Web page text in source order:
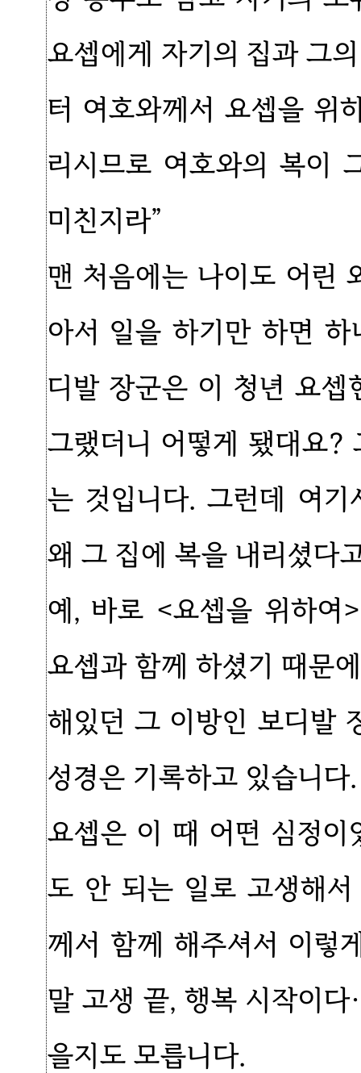
요셉에게 자기의 집과 그
터 여호와께서 요셉을 위
리시므로 여호와의 복이
미친지라”
맨 처음에는 나이도 어린
아서 일을 하기만 하면
디발 장군은 이 청년 요
그랬더니 어떻게 됐대요?
는 것입니다. 그런데 여
왜 그 집에 복을 내리셨다
예, 바로 <요셉을 위하여
요셉과 함께 하셨기 때문
해있던 그 이방인 보디발
성경은 기록하고 있습니다.
요셉은 이 때 어떤 심정이
도 안 되는 일로 고생해
께서 함께 해주셔서 이렇
말 고생 끝, 행복 시작이
을지도 모릅니다.